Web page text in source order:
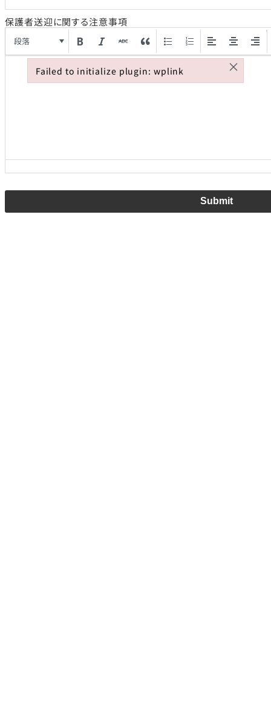
保護者送迎に関する注意事項
段落
Submit
Failed to initialize plugin: wplink ×
Failed to initialize plugin: wplink